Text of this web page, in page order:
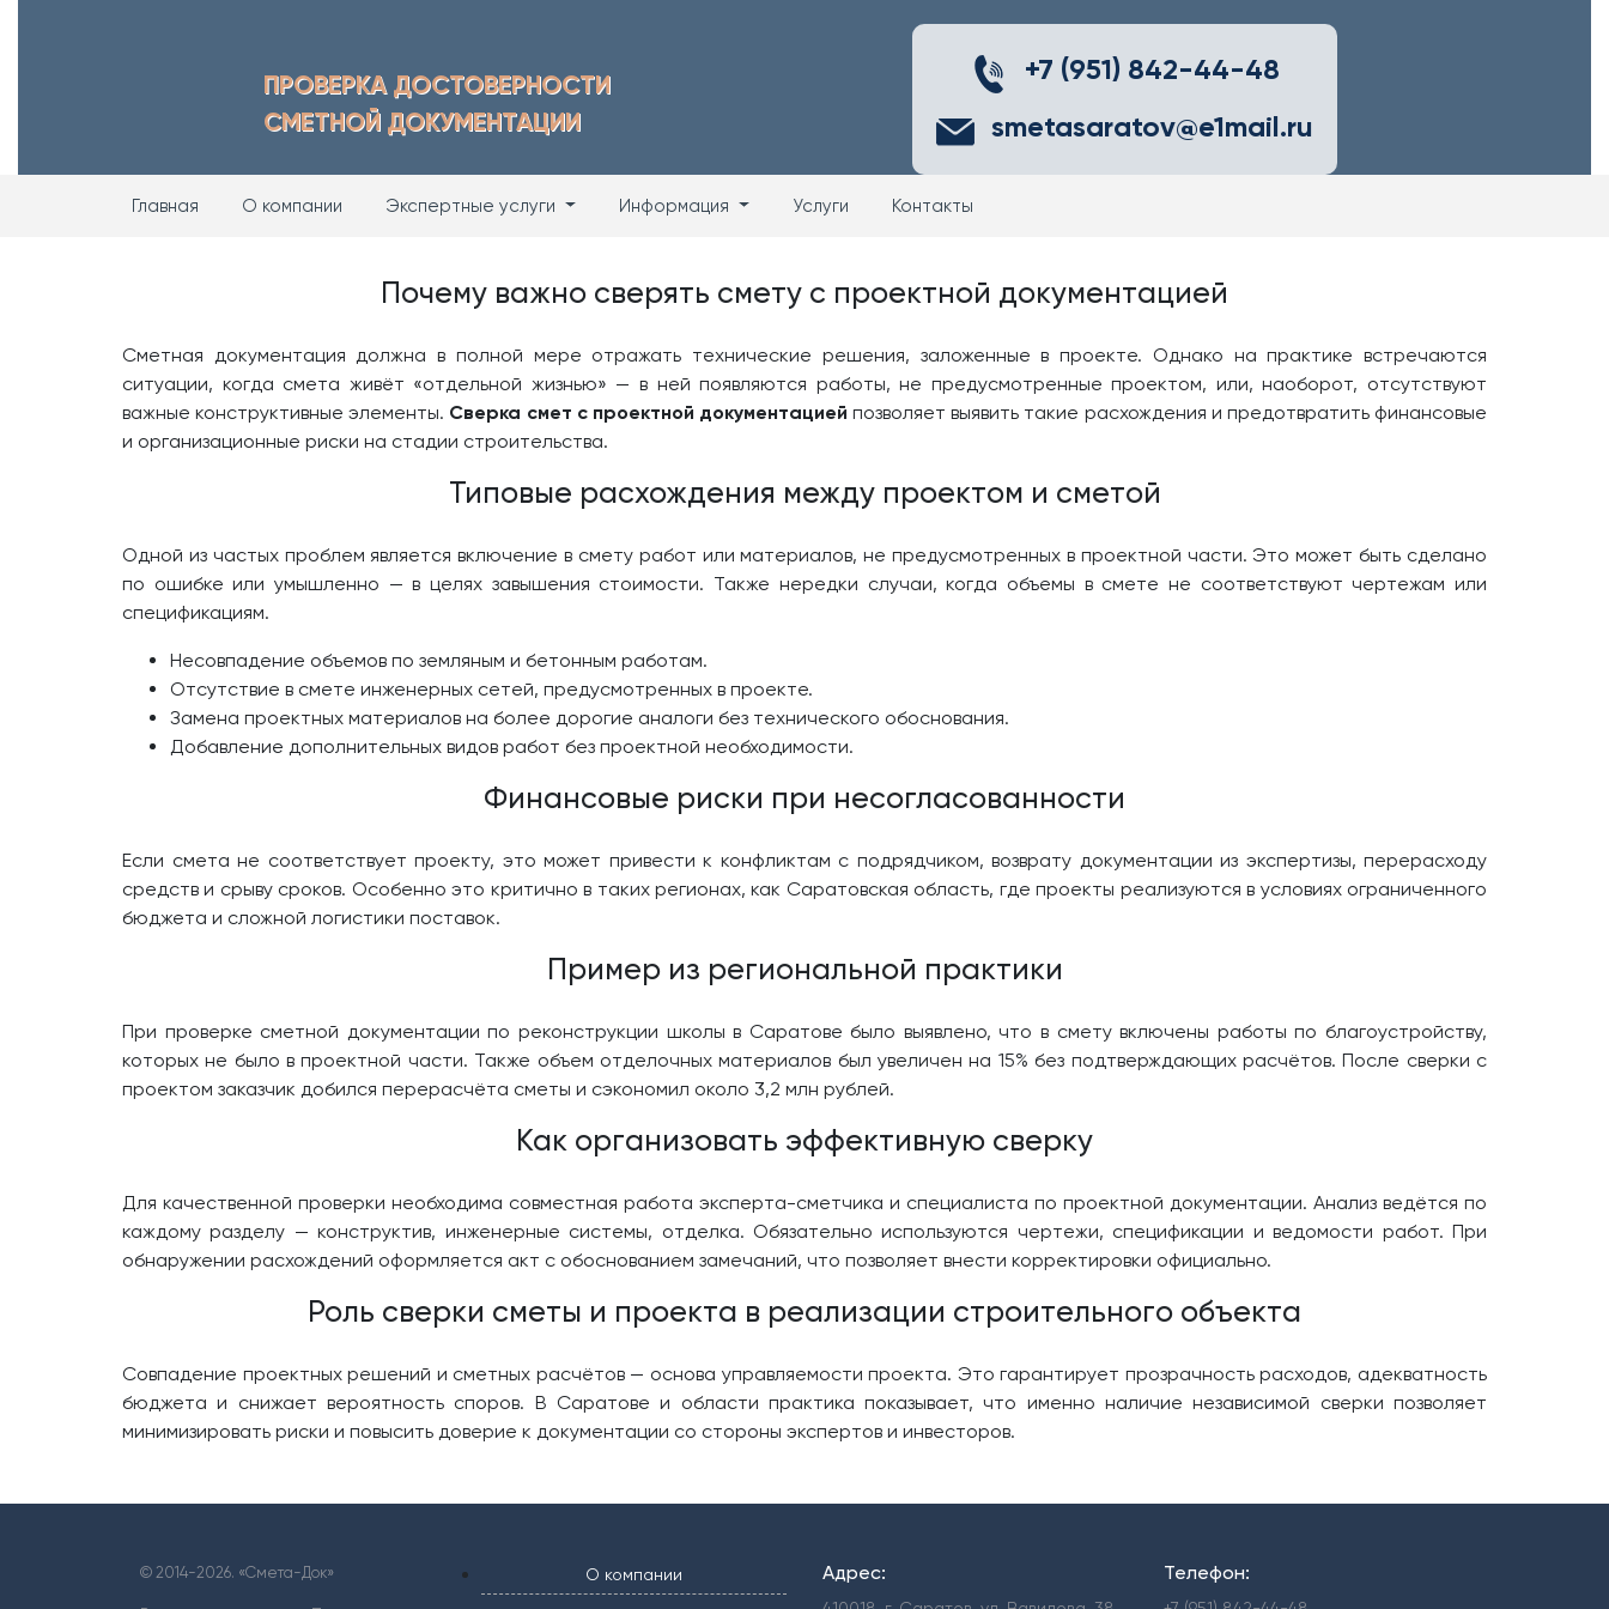
ПРОВЕРКА ДОСТОВЕРНОСТИ
СМЕТНОЙ ДОКУМЕНТАЦИИ
+7 (951) 842-44-48
smetasaratov@e1mail.ru
Главная О компании Экспертные услуги Информация Услуги Контакты
Почему важно сверять смету с проектной документацией
Сметная документация должна в полной мере отражать технические решения, заложенные в проекте. Однако на практике встречаются
ситуации, когда смета живёт «отдельной жизнью» — в ней появляются работы, не предусмотренные проектом, или, наоборот, отсутствуют
важные конструктивные элементы. Сверка смет с проектной документацией позволяет выявить такие расхождения и предотвратить финансовые
и организационные риски на стадии строительства.
Типовые расхождения между проектом и сметой
Одной из частых проблем является включение в смету работ или материалов, не предусмотренных в проектной части. Это может быть сделано
по ошибке или умышленно — в целях завышения стоимости. Также нередки случаи, когда объемы в смете не соответствуют чертежам или
спецификациям.
Несовпадение объемов по земляным и бетонным работам.
Отсутствие в смете инженерных сетей, предусмотренных в проекте.
Замена проектных материалов на более дорогие аналоги без технического обоснования.
Добавление дополнительных видов работ без проектной необходимости.
Финансовые риски при несогласованности
Если смета не соответствует проекту, это может привести к конфликтам с подрядчиком, возврату документации из экспертизы, перерасходу
средств и срыву сроков. Особенно это критично в таких регионах, как Саратовская область, где проекты реализуются в условиях ограниченного
бюджета и сложной логистики поставок.
Пример из региональной практики
При проверке сметной документации по реконструкции школы в Саратове было выявлено, что в смету включены работы по благоустройству,
которых не было в проектной части. Также объем отделочных материалов был увеличен на 15% без подтверждающих расчётов. После сверки с
проектом заказчик добился перерасчёта сметы и сэкономил около 3,2 млн рублей.
Как организовать эффективную сверку
Для качественной проверки необходима совместная работа эксперта-сметчика и специалиста по проектной документации. Анализ ведётся по
каждому разделу — конструктив, инженерные системы, отделка. Обязательно используются чертежи, спецификации и ведомости работ. При
обнаружении расхождений оформляется акт с обоснованием замечаний, что позволяет внести корректировки официально.
Роль сверки сметы и проекта в реализации строительного объекта
Совпадение проектных решений и сметных расчётов — основа управляемости проекта. Это гарантирует прозрачность расходов, адекватность
бюджета и снижает вероятность споров. В Саратове и области практика показывает, что именно наличие независимой сверки позволяет
минимизировать риски и повысить доверие к документации со стороны экспертов и инвесторов.
© 2014-2026. «Смета-Док» О компании Адрес: Телефон: